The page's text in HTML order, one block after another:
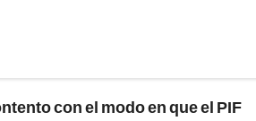
con el modo en que el PIF